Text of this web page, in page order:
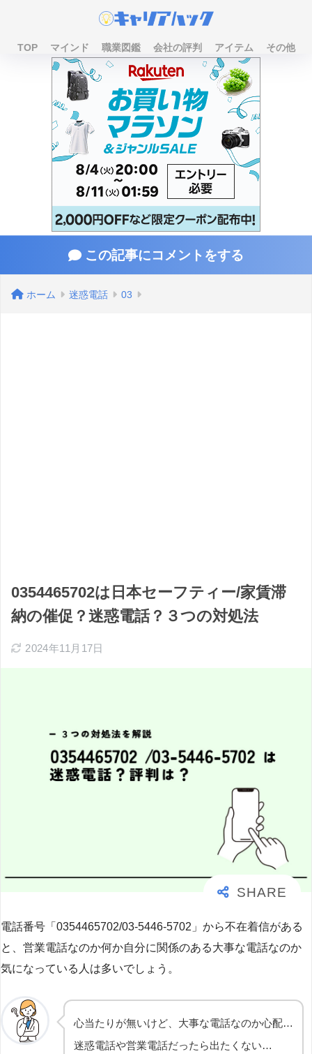
TOP マインド 職業図鑑 会社の評判 アイテム その他
この記事にコメントをする
ホーム 迷惑電話 03
0354465702は日本セーフティー/家賃滞
納の催促？迷惑電話？３つの対処法
2024年11月17日
電話番号「0354465702/03-5446-5702」から不在着信がある
と、営業電話なのか何か自分に関係のある大事な電話なのか
気になっている人は多いでしょう。
心当たりが無いけど、大事な電話なのか心配…
迷惑電話や営業電話だったら出たくない…